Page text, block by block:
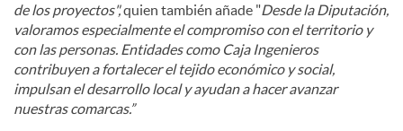
de los proyectos",quien también añade "Desde la Diputación,
valoramos especialmente el compromiso con el territorio y
con las personas. Entidades como Caja Ingenieros
contribuyen a fortalecer el tejido económico y social,
impulsan el desarrollo local y ayudan a hacer avanzar
nuestras comarcas.”